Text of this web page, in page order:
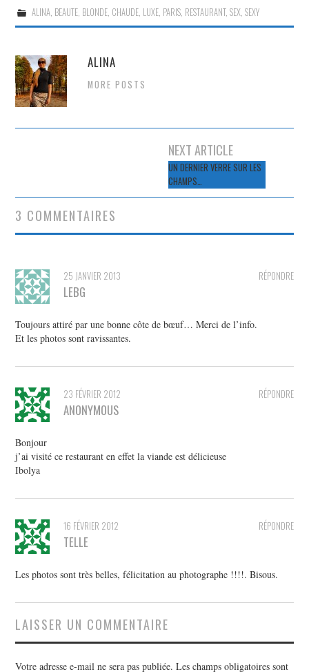
ALINA, BEAUTE, BLONDE, CHAUDE, LUXE, PARIS, RESTAURANT, SEX, SEXY
ALINA
MORE POSTS
articles
NEXT ARTICLE
UN DERNIER VERRE SUR LES
CHAMPS…
3 COMMENTAIRES
RÉPONDRE
25 JANVIER 2013
LEBG
Toujours attiré par une bonne côte de bœuf… Merci de l’info.
Et les photos sont ravissantes.
RÉPONDRE
23 FÉVRIER 2012
ANONYMOUS
Bonjour
j’ai visité ce restaurant en effet la viande est délicieuse
Ibolya
RÉPONDRE
16 FÉVRIER 2012
TELLE
Les photos sont très belles, félicitation au photographe !!!!. Bisous.
LAISSER UN COMMENTAIRE
Votre adresse e-mail ne sera pas publiée. Les champs obligatoires sont